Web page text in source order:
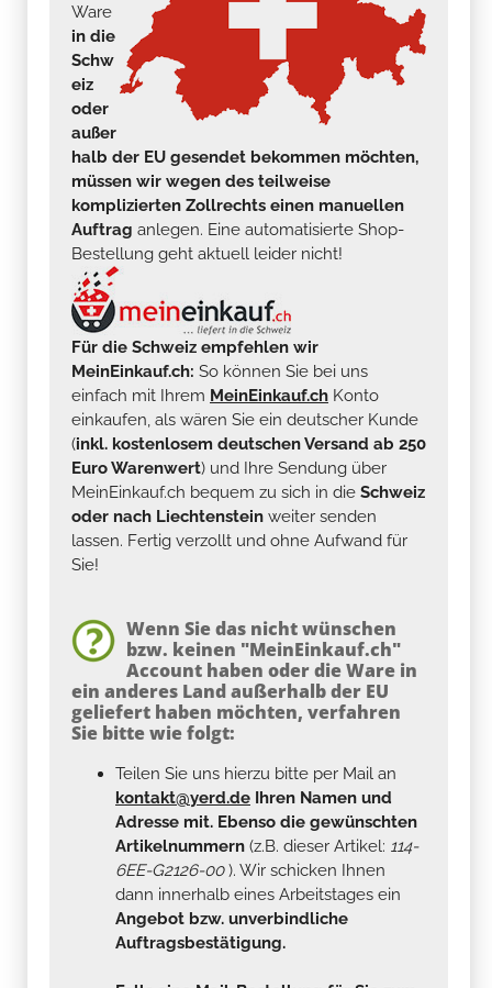
Ware
in die
Schw
eiz
oder
außer
halb der EU gesendet bekommen möchten,
müssen wir wegen des teilweise
komplizierten Zollrechts einen manuellen
Auftrag anlegen. Eine automatisierte Shop-
Bestellung geht aktuell leider nicht!
Für die Schweiz empfehlen wir
MeinEinkauf.ch: So können Sie bei uns
einfach mit Ihrem MeinEinkauf.ch Konto
einkaufen, als wären Sie ein deutscher Kunde
(inkl. kostenlosem deutschen Versand ab 250
Euro Warenwert) und Ihre Sendung über
MeinEinkauf.ch bequem zu sich in die Schweiz
oder nach Liechtenstein weiter senden
lassen. Fertig verzollt und ohne Aufwand für
Sie!
Wenn Sie das nicht wünschen
bzw. keinen "MeinEinkauf.ch"
Account haben oder die Ware in
ein anderes Land außerhalb der EU
geliefert haben möchten, verfahren
Sie bitte wie folgt:
Teilen Sie uns hierzu bitte per Mail an
kontakt@yerd.de Ihren Namen und
Adresse mit. Ebenso die gewünschten
Artikelnummern (z.B. dieser Artikel: 114-
6EE-G2126-00). Wir schicken Ihnen
dann innerhalb eines Arbeitstages ein
Angebot bzw. unverbindliche
Auftragsbestätigung.